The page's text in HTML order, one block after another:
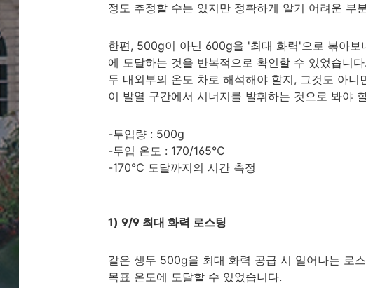
정도 추정할 수는 있지만 정확하게 알기 어려운 부
한편, 500g이 아닌 600g을 '최대 화력'으로 볶아
에 도달하는 것을 반복적으로 확인할 수 있었습니
두 내외부의 온도 차로 해석해야 할지, 그것도 아
이 발열 구간에서 시너지를 발휘하는 것으로 봐야
-투입량 : 500g
-투입 온도 : 170/165℃
-170℃ 도달까지의 시간 측정
1) 9/9 최대 화력 로스팅
같은 생두 500g을 최대 화력 공급 시 일어나는 로
목표 온도에 도달할 수 있었습니다.